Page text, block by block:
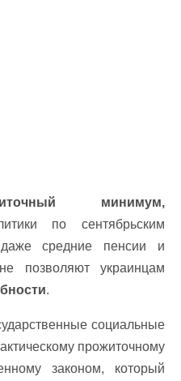
минимум,
по сентябрьским
даже средние пенсии и
позволяют украинцам
.
социальные
прожиточному
законом, который